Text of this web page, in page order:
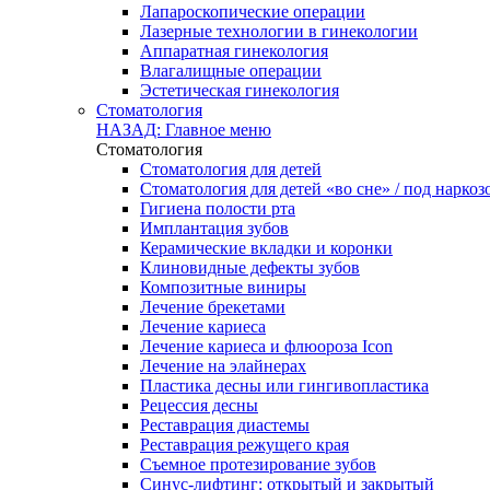
Лапароскопические операции
Лазерные технологии в гинекологии
Аппаратная гинекология
Влагалищные операции
Эстетическая гинекология
Стоматология
НАЗАД: Главное меню
Стоматология
Стоматология для детей
Стоматология для детей «во сне» / под
Гигиена полости рта
Имплантация зубов
Керамические вкладки и коронки
Клиновидные дефекты зубов
Композитные виниры
Лечение брекетами
Лечение кариеса
Лечение кариеса и флюороза Icon
Лечение на элайнерах
Пластика десны или гингивопластика
Рецессия десны
Реставрация диастемы
Реставрация режущего края
Съемное протезирование зубов
Синус-лифтинг: открытый и закрытый